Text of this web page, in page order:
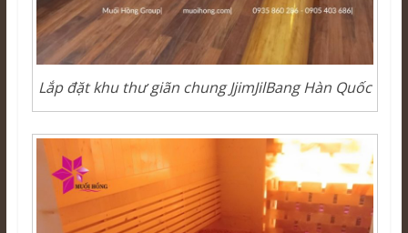
Lắp đặt khu thư giãn chung JjimJilBang Hàn Quốc